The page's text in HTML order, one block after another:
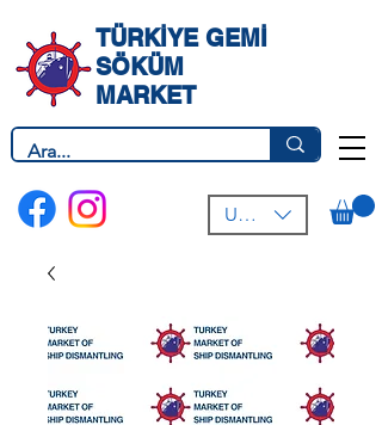
TÜRKİYE GEMİ
SÖKÜM
MARKET
USD ($)